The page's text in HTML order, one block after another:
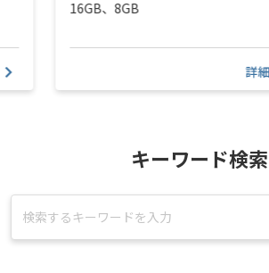
16GB、8GB
詳
キーワード検索